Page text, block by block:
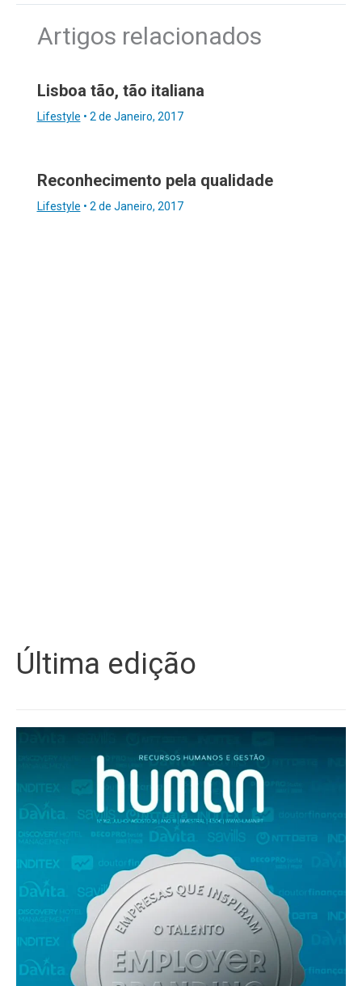
Artigos relacionados
Lisboa tão, tão italiana
Lifestyle • 2 de Janeiro, 2017
Reconhecimento pela qualidade
Lifestyle • 2 de Janeiro, 2017
Última edição